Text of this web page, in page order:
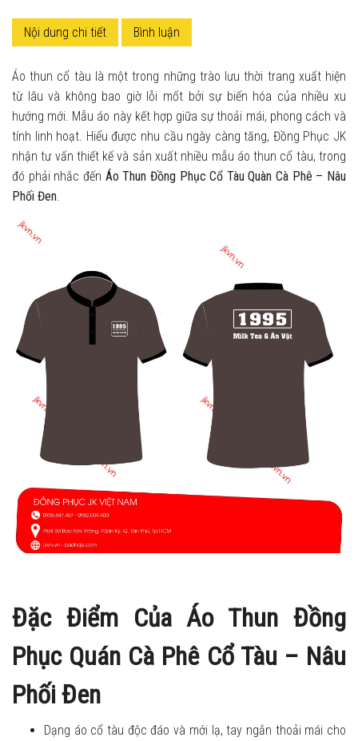
Nội dung chi tiết Bình luận
Áo thun cổ tàu là một trong những trào lưu thời trang xuất hiện
từ lâu và không bao giờ lỗi mốt bởi sự biến hóa của nhiều xu
hướng mới. Mẫu áo này kết hợp giữa sự thoải mái, phong cách và
tính linh hoạt. Hiểu được nhu cầu ngày càng tăng, Đồng Phục JK
nhận tư vấn thiết kế và sản xuất nhiều mẫu áo thun cổ tàu, trong
đó phải nhắc đến Áo Thun Đồng Phục Cổ Tàu Quàn Cà Phê – Nâu
Phối Đen.
Đặc Điểm Của Áo Thun Đồng
Phục Quán Cà Phê Cổ Tàu – Nâu
Phối Đen
Dạng áo cổ tàu độc đáo và mới lạ, tay ngắn thoải mái cho